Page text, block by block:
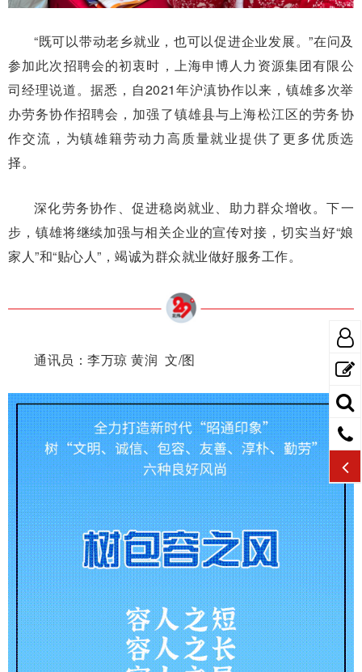
“既可以带动老乡就业，也可以促进企业发展。”在问及
参加此次招聘会的初衷时，上海申博人力资源集团有限公
司经理说道。据悉，自2021年沪滇协作以来，镇雄多次举
办劳务协作招聘会，加强了镇雄县与上海松江区的劳务协
作交流，为镇雄籍劳动力高质量就业提供了更多优质选
择。
深化劳务协作、促进稳岗就业、助力群众增收。下一
步，镇雄将继续加强与相关企业的宣传对接，切实当好“娘
家人”和“贴心人”，竭诚为群众就业做好服务工作。
通讯员：李万琼 黄润 文/图